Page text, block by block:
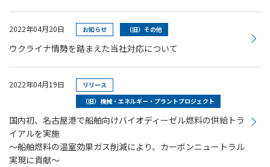
2022年04月20日 お知らせ （旧）その他
ウクライナ情勢を踏まえた当社対応について
2022年04月19日
リリース
（旧）機械・エネルギー・プラントプロジェクト
国内初、名古屋港で船舶向けバイオディーゼル燃料の供給トラ
イアルを実施
～船舶燃料の温室効果ガス削減により、カーボンニュートラル
実現に貢献～